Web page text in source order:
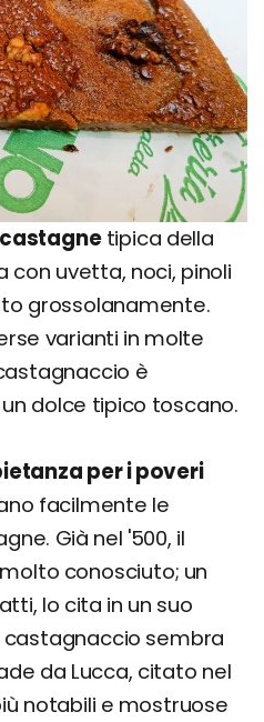
tipica della
con uvetta, noci, pinoli
grossolanamente.
varianti in molte
è
dolce tipico toscano.
per i poveri
facilmente le
Già nel '500, il
conosciuto; un
lo cita in un suo
castagnaccio sembra
da Lucca, citato nel
notabili e mostruose